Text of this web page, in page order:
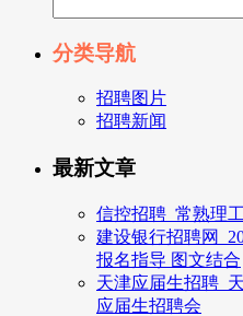
分类导航
招聘图片
招聘新闻
最新文章
信控招聘_常熟理
建设银行招聘网
报名指导 图文结合
天津应届生招聘_
应届生招聘会